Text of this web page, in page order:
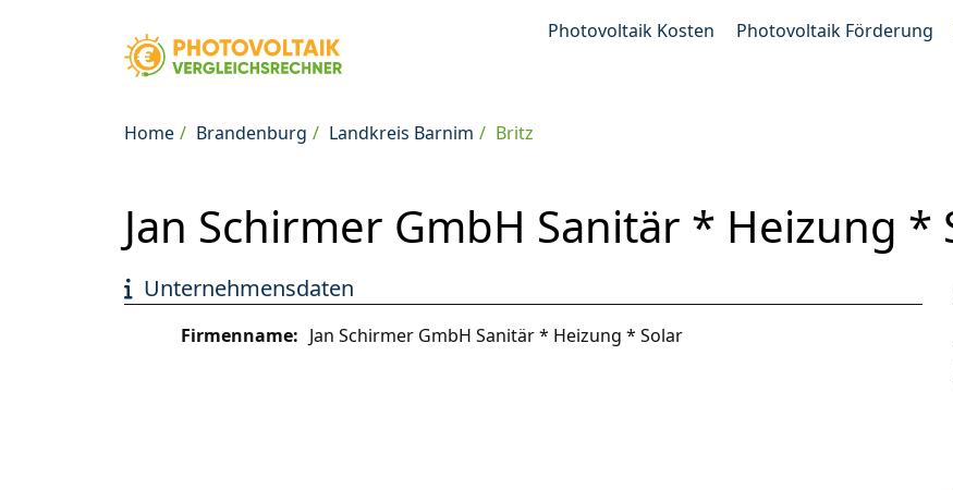
Photovoltaik Kosten Photovoltaik Förderung
Home Brandenburg Landkreis Barnim Britz
Jan Schirmer GmbH Sanitär * Heizung *
Unternehmensdaten
Firmenname: Jan Schirmer GmbH Sanitär * Heizung * Solar